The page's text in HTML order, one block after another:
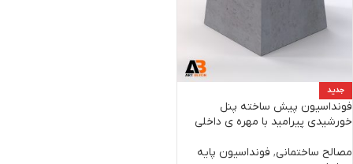
جدید
فونداسیون پیش ساخته پنل
خورشیدی پیرامید با مهره ی داخلی
مصالح ساختمانی, فونداسیون پایه